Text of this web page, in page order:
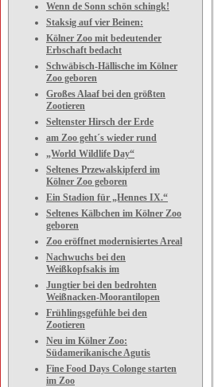
Wenn de Sonn schön schingk!
Staksig auf vier Beinen:
Kölner Zoo mit bedeutender
Erbschaft bedacht
Schwäbisch-Hällische im Kölner
Zoo geboren
Großes Alaaf bei den größten
Zootieren
Seltenster Hirsch der Erde
am Zoo geht´s wieder rund
„World Wildlife Day“
Seltenes Przewalskipferd im
Kölner Zoo geboren
Ein Stadion für „Hennes IX.“
Seltenes Kälbchen im Kölner Zoo
geboren
Zoo eröffnet modernisiertes Areal
Nachwuchs bei den
Weißkopfsakis im
Jungtier bei den bedrohten
Weißnacken-Moorantilopen
Frühlingsgefühle bei den
Zootieren
Neu im Kölner Zoo:
Südamerikanische Agutis
Fine Food Days Colonge starten
im Zoo